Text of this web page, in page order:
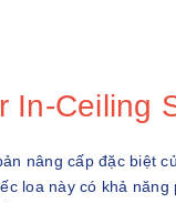
In-Ceiling
nâng cấp đặc biệt
loa này có khả